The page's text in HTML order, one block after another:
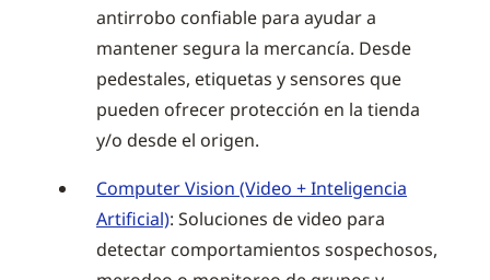
antirrobo confiable para ayudar a
mantener segura la mercancía. Desde
pedestales, etiquetas y sensores que
pueden ofrecer protección en la tienda
y/o desde el origen.
Computer Vision (Video + Inteligencia
Artificial): Soluciones de video para
detectar comportamientos sospechosos,